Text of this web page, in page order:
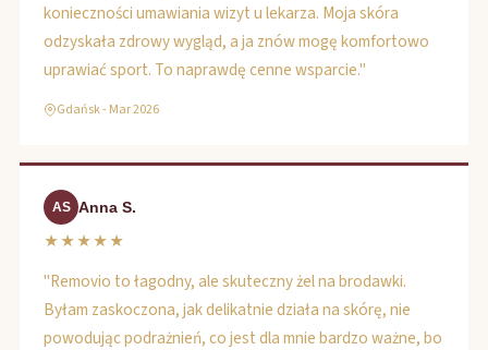
konieczności umawiania wizyt u lekarza. Moja skóra
odzyskała zdrowy wygląd, a ja znów mogę komfortowo
uprawiać sport. To naprawdę cenne wsparcie."
Gdańsk - Mar 2026
AS Anna S.
★★★★★
"Removio to łagodny, ale skuteczny żel na brodawki.
Byłam zaskoczona, jak delikatnie działa na skórę, nie
powodując podrażnień, co jest dla mnie bardzo ważne, bo